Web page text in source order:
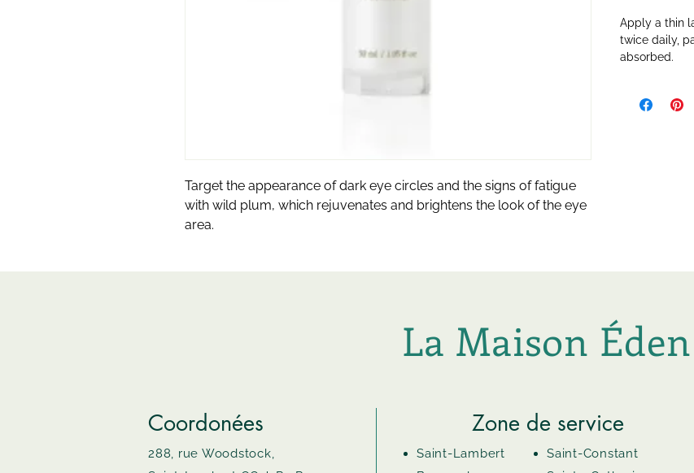
Target the appearance of dark eye circles and the signs of fatigue
with wild plum, which rejuvenates and brightens the look of the eye
area.
Apply a thin
twice daily,
absorbed.
La Maison Éden
Coordonées
288, rue Woodstock,
Zone de service
Saint-Constant
Saint-Lambert